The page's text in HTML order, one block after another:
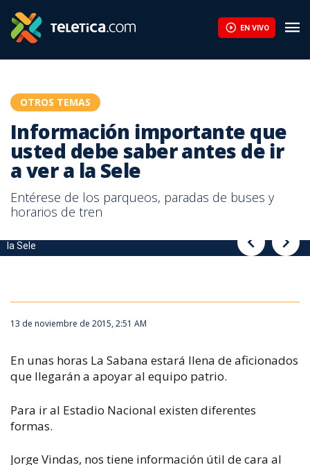
EN VIVO
OTROS TEMAS
Información importante que
usted debe saber antes de ir
a ver a la Sele
Entérese de los parqueos, paradas de buses y
horarios de tren
la Sele
la Sele
13 de noviembre de 2015, 2:51 AM
En unas horas La Sabana estará llena de aficionados
que llegarán a apoyar al equipo patrio.
Para ir al Estadio Nacional existen diferentes
formas.
Jorge Vindas, nos tiene información útil de cara al